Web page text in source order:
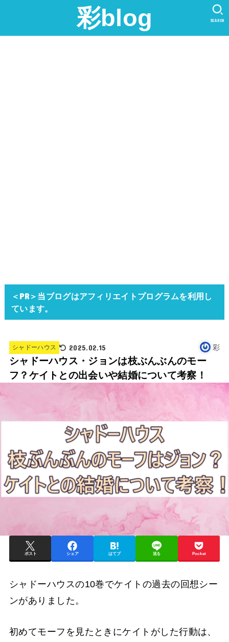
彩blog SEARCH
＜PR＞当ブログはアフィリエイトプログラムを利用し
ています。
シャドーハウス 2025.02.15 彩
シャドーハウス・ジョンは枝ぶんぶんのモー
フ？ケイトとの出会いや結婚について考察！
ポスト シェア はてブ 送る Pocket
シャドーハウスの10巻でケイトの過去の回想シー
ンがありました。
初めてモーフを見たときにケイトがした行動は、